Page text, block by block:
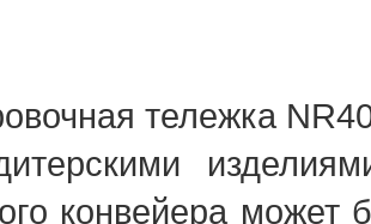
тележка
конвейера